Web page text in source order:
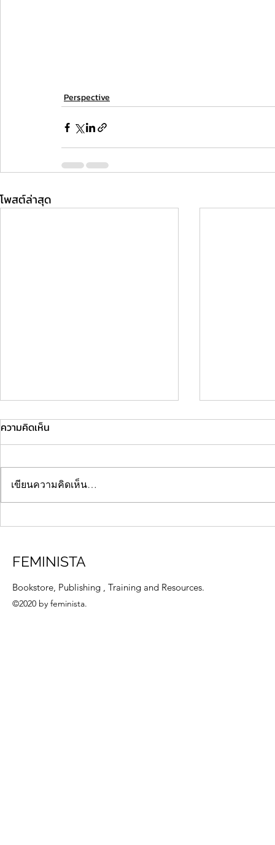
Perspective
โพสต์ล่าสุด
"Damnatio Memoriae" กับความ
"ฝันร้ายต้อง
ความคิดเห็น
เขียนความคิดเห็น…
FEMINISTA
Bookstore, Publishing , Training and Resources.
©2020 by feminista.